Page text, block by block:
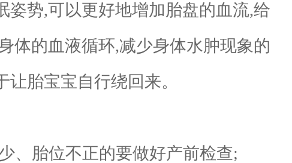
势,可以更好地增加胎盘的血流,给
体的血液循环,减少身体水肿现象的
胎宝宝自行绕回来。
胎位不正的要做好产前检查;